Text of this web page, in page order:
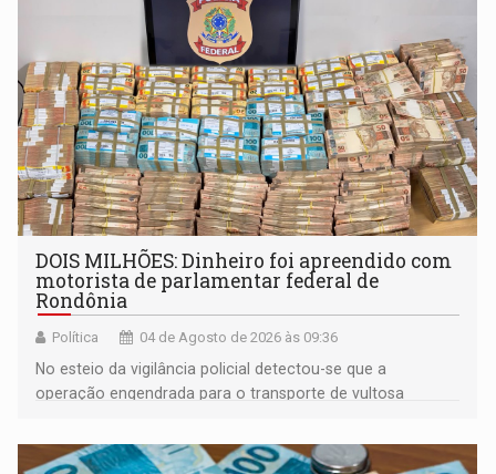
Brasil por Rondônia
DOIS MILHÕES: Dinheiro foi apreendido com
motorista de parlamentar federal de
Rondônia
Política 04 de Agosto de 2026 às 09:36
No esteio da vigilância policial detectou-se que a
operação engendrada para o transporte de vultosa